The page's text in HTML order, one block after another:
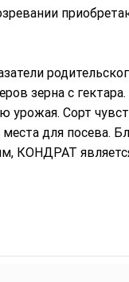
зерна с
урожая. Сорт
для посева.
КОНДРАТ